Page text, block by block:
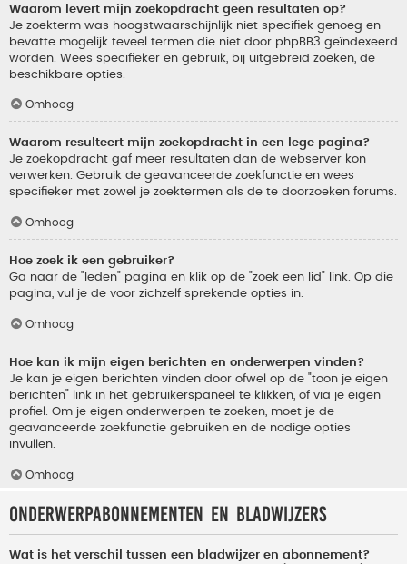
Waarom levert mijn zoekopdracht geen resultaten op?
Je zoekterm was hoogstwaarschijnlijk niet specifiek genoeg en
bevatte mogelijk teveel termen die niet door phpBB3 geïndexeerd
worden. Wees specifieker en gebruik, bij uitgebreid zoeken, de
beschikbare opties.
Omhoog
Waarom resulteert mijn zoekopdracht in een lege pagina?
Je zoekopdracht gaf meer resultaten dan de webserver kon
verwerken. Gebruik de geavanceerde zoekfunctie en wees
specifieker met zowel je zoektermen als de te doorzoeken forums.
Omhoog
Hoe zoek ik een gebruiker?
Ga naar de "leden" pagina en klik op de "zoek een lid" link. Op die
pagina, vul je de voor zichzelf sprekende opties in.
Omhoog
Hoe kan ik mijn eigen berichten en onderwerpen vinden?
Je kan je eigen berichten vinden door ofwel op de "toon je eigen
berichten" link in het gebruikerspaneel te klikken, of via je eigen
profiel. Om je eigen onderwerpen te zoeken, moet je de
geavanceerde zoekfunctie gebruiken en de nodige opties
invullen.
Omhoog
Onderwerpabonnementen en bladwijzers
Wat is het verschil tussen een bladwijzer en abonnement?